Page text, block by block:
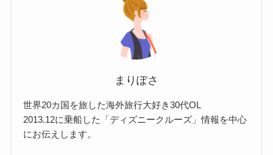
まりぽさ
世界20カ国を旅した海外旅行大好き30代OL
2013.12に乗船した「ディズニークルーズ」情報を中心
にお伝えします。